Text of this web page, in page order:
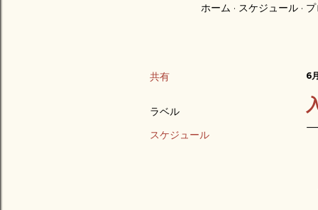
ホーム スケジュール
共有
ラベル
スケジュール
6